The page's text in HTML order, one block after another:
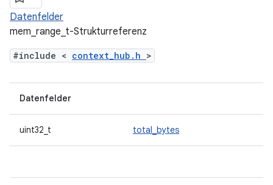
Datenfelder
mem_range_t-Strukturreferenz
#include < context_hub.h >
Datenfelder
uint32_t total_bytes